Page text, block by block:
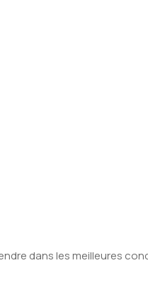
dans les meilleures